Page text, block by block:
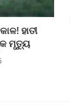
ହାତୀ
ମୃତ୍ୟୁ